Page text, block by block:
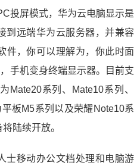
投屏模式，华为云电脑显示是
到远端华为云服务器，并兼容
件，你可以理解为，你此时面
手机变身终端显示器。目前支
Mate20系列、Mate10系列、
板M5系列以及荣耀Note10系
陆续开放。
士移动办公文档处理和电脑游